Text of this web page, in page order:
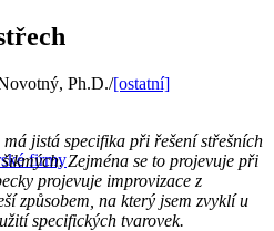
firmy
Ph.D./[ostatní]
jistá specifika při řešení střešních
Zejména se to projevuje při
projevuje improvizace z
způsobem, na který jsem zvyklí u
specifických tvarovek.